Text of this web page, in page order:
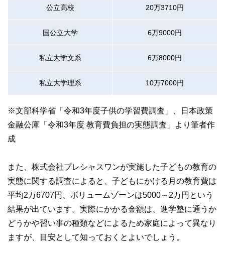
公立高校 20万3710円
国公立大学 6万9000円
私立大学文系 6万8000円
私立大学理系 10万7000円
※文部科学省「令和3年度子供の学習費調査」、日本政策
金融公庫「令和3年度 教育費負担の実態調査」より筆者作
成
また、株式会社プレシャスワンが実施した子どもの教育の
実態に関する調査によると、子どもにかける月の教育費は
平均2万6707円、ボリュームゾーンは5000～2万円という
結果が出ています。実際にかかる金額は、進学塾に通うか
どうかや習い事の種類などによるため家庭によって異なり
ますが、目安として知っておくとよいでしょう。